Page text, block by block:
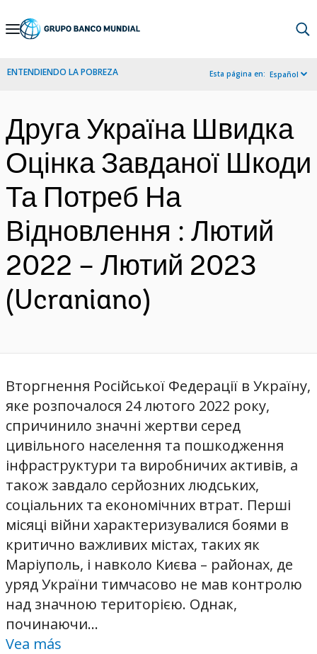
Skip
Navigation
ENTENDIENDO LA POBREZA Esta página en: Español
Друга Україна Швидка
Оцінка Завданої Шкоди
Та Потреб На
Відновлення : Лютий
2022 – Лютий 2023
(Ucraniano)
Вторгнення Російської Федерації в Україну,
яке розпочалося 24 лютого 2022 року,
спричинило значні жертви серед
цивільного населення та пошкодження
інфраструктури та виробничих активів, а
також завдало серйозних людських,
соціальних та економічних втрат. Перші
місяці війни характеризувалися боями в
критично важливих містах, таких як
Маріуполь, і навколо Києва – районах, де
уряд України тимчасово не мав контролю
над значною територією. Однак,
починаючи...
Vea más